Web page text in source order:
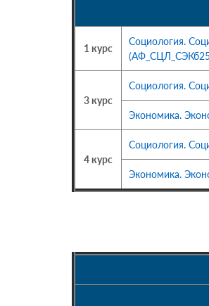
1 курс
Социология.
3 курс
Социология.
Экономика.
4 курс
Социология.
Экономика.